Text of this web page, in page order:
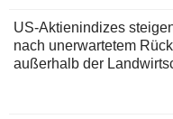
US-Aktienindizes
nach unerwartetem
außerhalb der